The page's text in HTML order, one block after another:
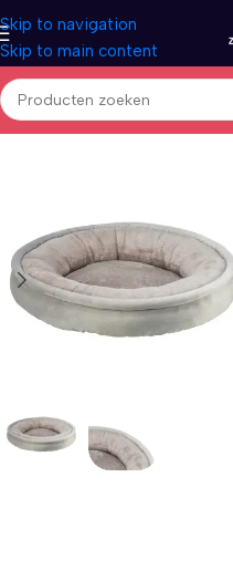
Skip to navigation
Skip to main content
Home/Honden/Hondenbedden